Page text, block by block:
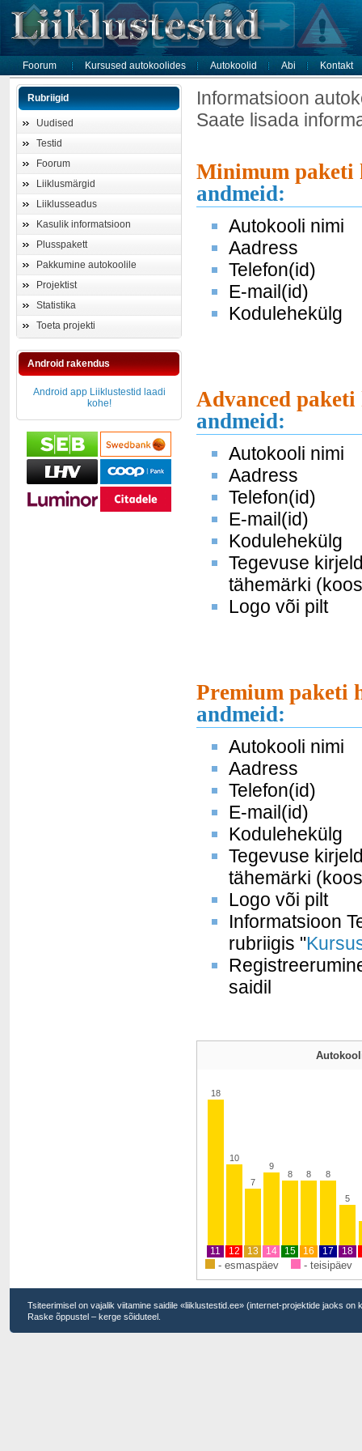
Foorum Kursused autokoolides Autokoolid Abi Kontakt
Rubriigid
Uudised
Testid
Foorum
Liiklusmärgid
Liiklusseadus
Kasulik informatsioon
Plusspakett
Pakkumine autokoolile
Projektist
Statistika
Toeta projekti
Android rakendus
Android app Liiklustestid laadi
kohe!
Informatsioon
Saate lisada
Minimum paketi
andmeid:
Autokooli nimi
Aadress
Telefon(id)
E-mail(id)
Kodulehekülg
Advanced paketi
andmeid:
Autokooli nimi
Aadress
Telefon(id)
E-mail(id)
Kodulehekülg
Tegevuse
tähemärki
Logo või pilt
Premium paketi
andmeid:
Autokooli nimi
Aadress
Telefon(id)
E-mail(id)
Kodulehekülg
Tegevuse
tähemärki
Logo või pilt
Informatsioon
rubriigis "
saidil
18
11
10
12
7
13
9
14
8
15
8
16
8
17
5
18
- esmaspäev - teisipäev
Tsiteerimisel on vajalik viitamine saidile «liiklustestid.ee» (internet-projektide jaoks on
Raske õppustel – kerge sõiduteel.